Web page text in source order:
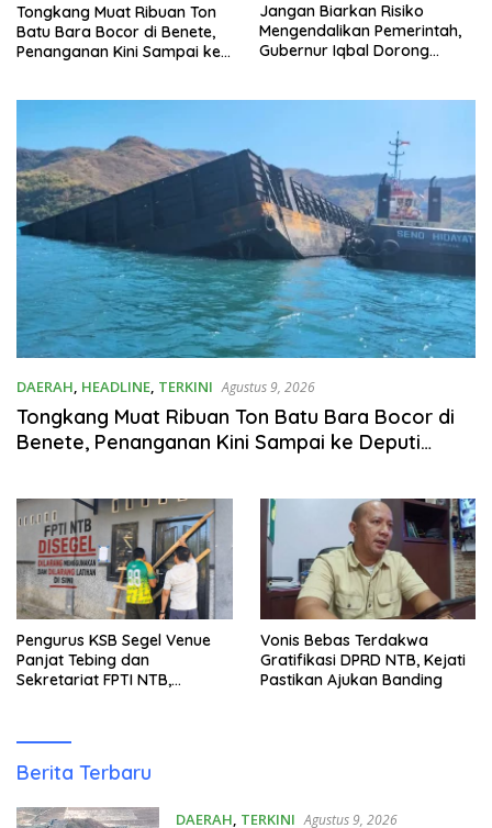
Tongkang Muat Ribuan Ton
Batu Bara Bocor di Benete,
Penanganan Kini Sampai ke
Jangan Biarkan Risiko
Mengendalikan Pemerintah,
Gubernur Iqbal Dorong
DAERAH, HEADLINE, TERKINI Agustus 9, 2026
Tongkang Muat Ribuan Ton Batu Bara Bocor di
Benete, Penanganan Kini Sampai ke Deputi
Pengurus KSB Segel Venue
Panjat Tebing dan
Sekretariat FPTI NTB,
Vonis Bebas Terdakwa
Gratifikasi DPRD NTB, Kejati
Pastikan Ajukan Banding
Siarpost
Berita Terbaru
DAERAH, TERKINI Agustus 9, 2026